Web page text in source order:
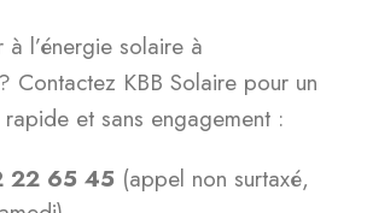
à l’énergie solaire à
Contactez KBB Solaire pour un
et sans engagement :
22 65 45 (appel non surtaxé,